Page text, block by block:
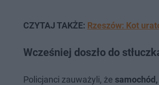
CZYTAJ TAKŻE: Rzeszów: Kot
Wcześniej doszło do
Policjanci zauważyli, że